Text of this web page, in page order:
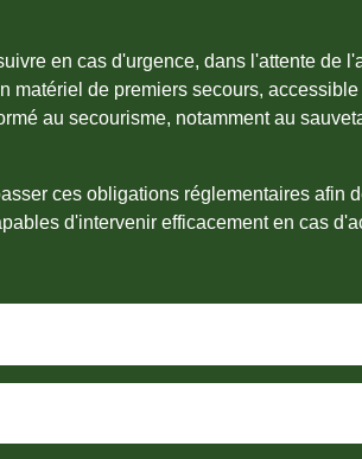
en cas d'urgence, dans l'attente de
matériel de premiers secours,
au secourisme, notamment au
ces obligations réglementaires afin
d'intervenir efficacement en cas